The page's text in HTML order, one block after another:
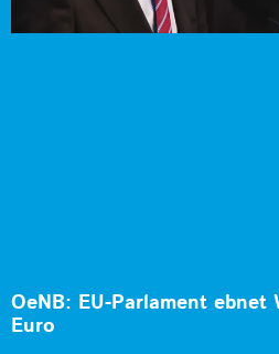
OeNB: EU-Parlament
Euro